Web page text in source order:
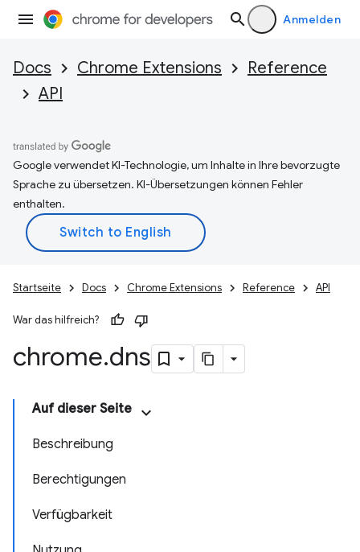
Anmelden
Docs Chrome Extensions
Reference
API
Google verwendet KI-Technologie, um Inhalte in Ihre bevorzugte
Sprache zu übersetzen. KI-Übersetzungen können Fehler
enthalten.
Startseite Docs Chrome Extensions Reference API
War das hilfreich?
chrome.dns
Auf dieser Seite
Beschreibung
Berechtigungen
Verfügbarkeit